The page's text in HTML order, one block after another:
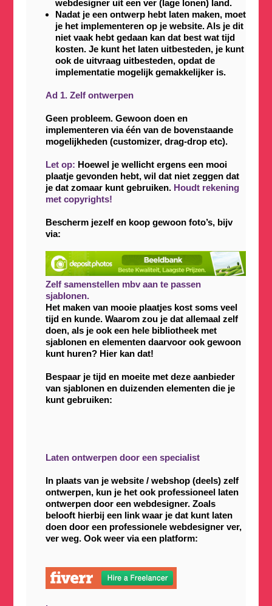
webdesigner uit een ver (lage lonen) land.
Nadat je een ontwerp hebt laten maken, moet
je het implementeren op je website. Als je dit
niet vaak hebt gedaan kan dat best wat tijd
kosten. Je kunt het laten uitbesteden, je kunt
ook de uitvraag uitbesteden, opdat de
implementatie mogelijk gemakkelijker is.
Ad 1. Zelf ontwerpen
Geen probleem. Gewoon doen en
implementeren via één van de bovenstaande
mogelijkheden (customizer, drag-drop etc).
Let op: Hoewel je wellicht ergens een mooi
plaatje gevonden hebt, wil dat niet zeggen dat
je dat zomaar kunt gebruiken. Houdt rekening
met copyrights!
Bescherm jezelf en koop gewoon foto’s, bijv
via:
Zelf samenstellen mbv aan te passen
sjablonen.
Het maken van mooie plaatjes kost soms veel
tijd en kunde. Waarom zou je dat allemaal zelf
doen, als je ook een hele bibliotheek met
sjablonen en elementen daarvoor ook gewoon
kunt huren? Hier kan dat!
Bespaar je tijd en moeite met deze aanbieder
van sjablonen en duizenden elementen die je
kunt gebruiken:
Laten ontwerpen door een specialist
In plaats van je website / webshop (deels) zelf
ontwerpen, kun je het ook professioneel laten
ontwerpen door een webdesigner. Zoals
belooft hierbij een link waar je dat kunt laten
doen door een professionele webdesigner ver,
ver weg. Ook weer via een platform: